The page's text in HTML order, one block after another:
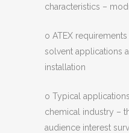
characteristics –
o ATEX
solvent applications
installation
o Typical
chemical industry –
audience interest